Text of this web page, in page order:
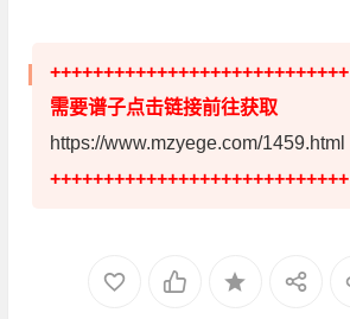
++++++++++++++++++++++++++++
需要谱子点击链接前往获取
https://www.mzyege.com/1459.html
++++++++++++++++++++++++++++